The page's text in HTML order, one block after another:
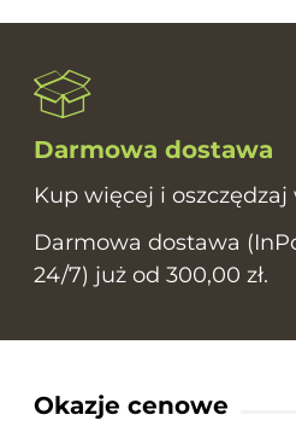
Darmowa dostawa
Kup więcej i oszczędzaj
Darmowa dostawa
24/7) już od 300,00 zł.
Okazje cenowe